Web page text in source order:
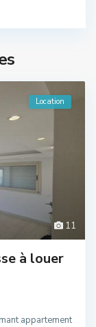
11
Location
à louer
appartement